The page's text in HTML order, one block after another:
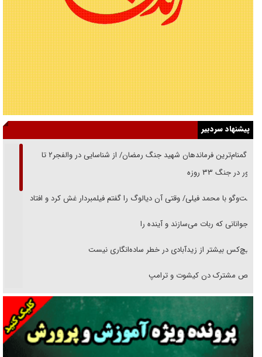
پیشنهاد سردبیر
از گمنام‌ترین فرماندهان شهید جنگ رمضان/ از شناسایی در والفجر۲ تا
حضور در جنگ ۳۳ روزه
گفت‌وگو با محمد فیلی/ وقتی آن دیالوگ را گفتم فیلمبردار غش کرد و افتاد
نوجوانانی که ربات می‌سازند و آینده را
هیچ‌کس بیشتر از زیدآبادی در خطر ساده‌انگاری نیست
رقص مشترک دن کیشوت و ترامپ
دنده دولت به واگذاری مسئله‌دار ایران‌خودرو/ خصوصی‌سازی یا انحصار؟
غریزه‌ی بقا و آقای باقی و رفقا
جراحی‌های زیبایی با مدرک فوق‌دیپلم! + گفت‌وگو با متهم